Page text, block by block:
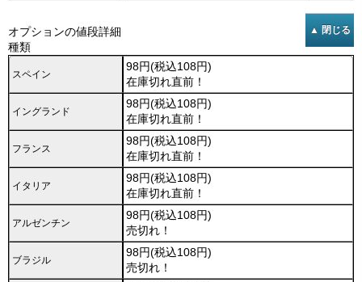
オプションの値段詳細
種類
スペイン
98円(税込108円)
在庫切れ直前！
イングランド
98円(税込108円)
在庫切れ直前！
フランス
98円(税込108円)
在庫切れ直前！
イタリア
98円(税込108円)
在庫切れ直前！
アルゼンチン
98円(税込108円)
売切れ！
ブラジル
98円(税込108円)
売切れ！